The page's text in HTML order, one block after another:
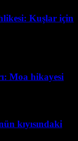
Kuşlar için
Moa hikayesi
kıyısındaki